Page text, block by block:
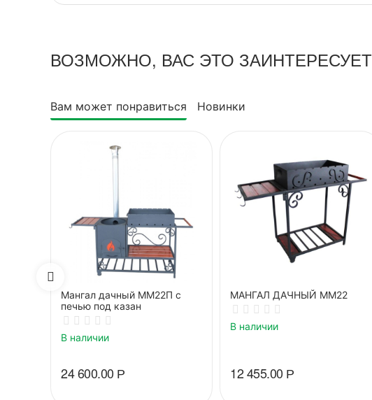
ВОЗМОЖНО, ВАС ЭТО ЗАИНТЕРЕСУЕТ
Вам может понравиться Новинки
Мангал дачный ММ22П с
печью под казан
В наличии
24 600.00 Р
МАНГАЛ ДАЧНЫЙ ММ22
В наличии
12 455.00 Р